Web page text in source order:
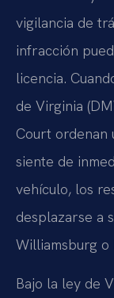
vigilancia de
infracción
licencia.
de Virginia
Court ordenan
siente de
vehículo, los
desplazarse a
Williamsburg o
Bajo la ley de